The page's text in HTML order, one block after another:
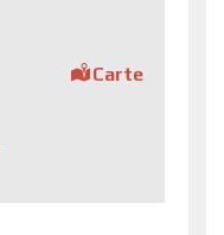
Carte